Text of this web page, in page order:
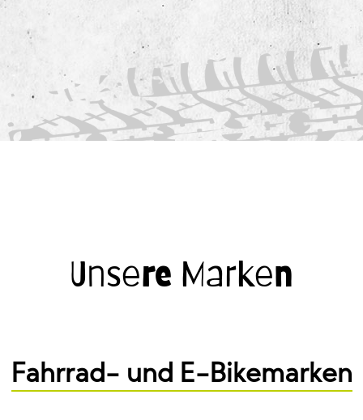
Unsere Marken
Fahrrad- und E-Bikemarken